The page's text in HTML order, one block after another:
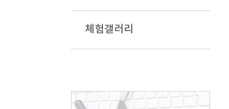
체험갤러리